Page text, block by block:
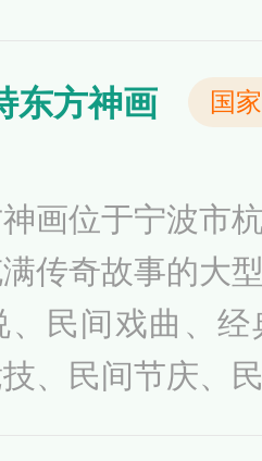
美奂的江南丝
厚，地理环境
省历史文化名镇
东方神画
国
画位于宁波市
传奇故事的大
、民间戏曲、
、民间节庆、